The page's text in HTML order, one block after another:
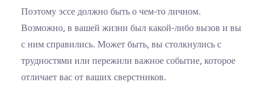
Поэтому эссе должно быть о чем-то личном.
Возможно, в вашей жизни был какой-либо вызов и вы
с ним справились. Может быть, вы столкнулись с
трудностями или пережили важное событие, которое
отличает вас от ваших сверстников.